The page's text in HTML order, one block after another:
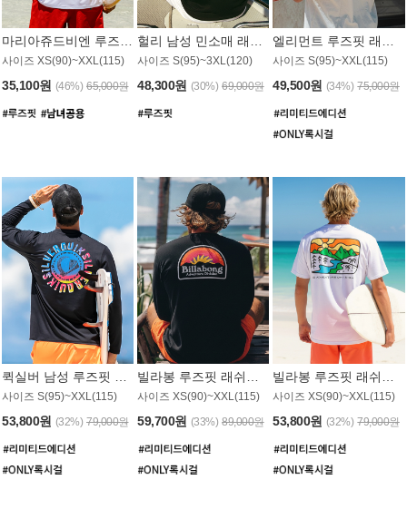
사이즈 XS(90)~XXL(115)
35,100원 (46%) 65,000원
사이즈 S(95)~3XL(120)
48,300원 (30%) 69,000원
사이즈 S(95)~XXL(115)
49,500원 (34%) 75,000원
사이즈 S(95)~XXL(115)
53,800원 (32%) 79,000원
사이즈 XS(90)~XXL(115)
59,700원 (33%) 89,000원
사이즈 XS(90)~XXL(115)
53,800원 (32%) 79,000원